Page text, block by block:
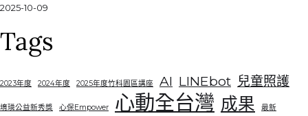
2025-10-09
Tags
2023年度 2024年度 2025年度竹科園區講座 AI LINEbot 兒童照護
堉璘公益新秀獎 心保Empower 心動全台灣 成果 最新